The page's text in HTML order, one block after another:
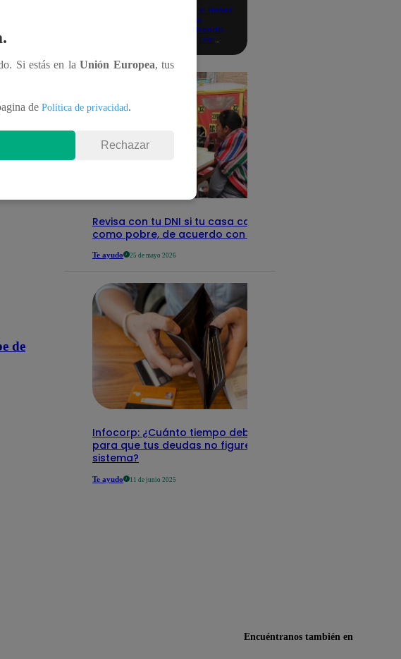
de
Revisa si tienes
deudas
consultando
con tu DNI:
detalles
Revisa con tu DNI si tu casa califica
como pobre, de acuerdo con el Sisfoh
Te ayudo 25 de mayo 2026
Infocorp: ¿Cuánto tiempo debe pasar
para que tus deudas no figuren en su
sistema?
Te ayudo 11 de junio 2025
Si estás en laUnión Europea, tus
de Política de privacidad.
Rechazar
Encuéntranos también en